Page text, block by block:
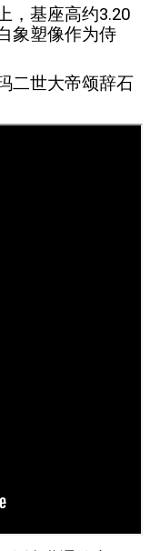
，基座高约3.20
象塑像作为侍
二世大帝颂辞石